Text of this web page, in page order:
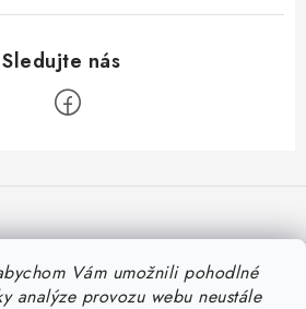
Vám umožnili pohodlné
analýze provozu webu neustále